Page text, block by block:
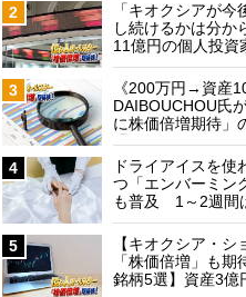
2
「キオクシアが今
し続けるかは分か
11億円の個人投資
3
《200万円→資産
DAIBOUCHOU氏
に株価倍増期待」
4
ドライアイスを使
つ「エンバーミン
も普及 1～2週間
5
【キオクシア・シ
「株価倍増」も期
銘柄5選】資産3億